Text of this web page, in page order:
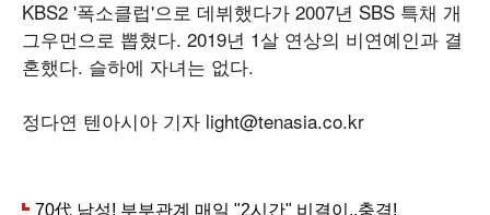
KBS2 '폭소클럽'으로 데뷔했다가 2007년 SBS 특채 개
그우먼으로 뽑혔다. 2019년 1살 연상의 비연예인과 결
혼했다. 슬하에 자녀는 없다.
정다연 텐아시아 기자 light@tenasia.co.kr